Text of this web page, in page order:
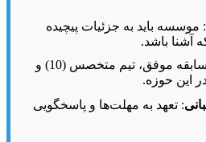
: موسسه باید به جزئیات پیچیده
آشنا باشد.
: سابقه موفق، تیم متخصس (10) و
این حوزه.
: تعهد به مهلت‌ها و پاسخگویی